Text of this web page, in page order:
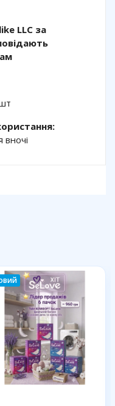
LLC за